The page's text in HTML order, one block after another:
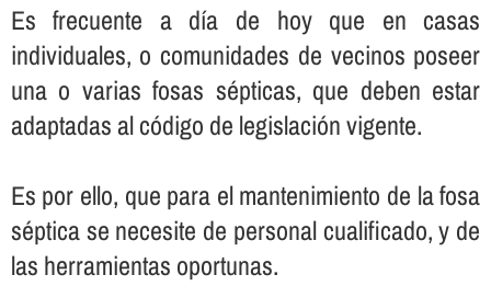
Es frecuente a dí­a de hoy que en casas
individuales, o comunidades de vecinos poseer
una o varias fosas sépticas, que deben estar
adaptadas al código de legislación vigente.
Es por ello, que para el mantenimiento de la fosa
séptica se necesite de personal cualificado, y de
las herramientas oportunas.